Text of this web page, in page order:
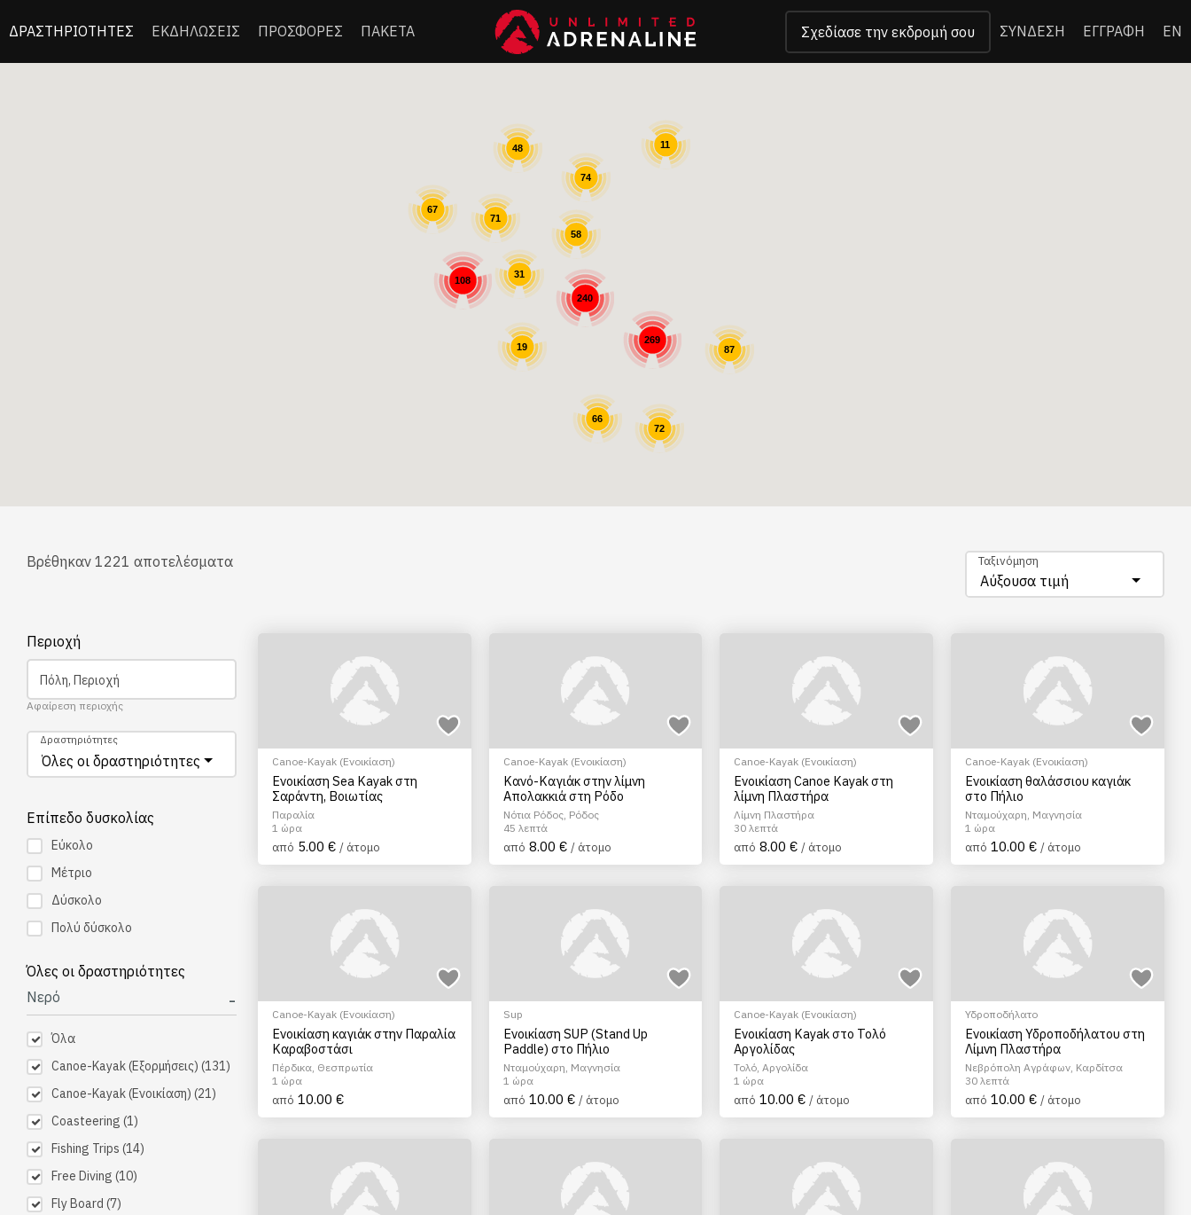
ΔΡΑΣΤΗΡΙΟΤΗΤΕΣ ΕΚΔΗΛΩΣΕΙΣ ΠΡΟΣΦΟΡΕΣ ΠΑΚΕΤΑ Σχεδίασε την εκδρομή σου ΣΥΝΔΕΣΗ ΕΓΓΡΑΦΗ EN
240
48
58
87
71
19
108
31
269
11
74
66
67
72
Βρέθηκαν 1221 αποτελέσματα
Αύξουσα τιμή
Ταξινόμηση
Περιοχή
Πόλη, Περιοχή
Αφαίρεση περιοχής
Όλες οι δραστηριότητες
Δραστηριότητες
Επίπεδο δυσκολίας
Εύκολο
Μέτριο
Δύσκολο
Πολύ δύσκολο
Όλες οι δραστηριότητες
Νερό
Όλα
Canoe-Kayak (Εξορμήσεις) (131)
Canoe-Kayak (Ενοικίαση) (21)
Coasteering (1)
Fishing Trips (14)
Free Diving (10)
Fly Board (7)
Canoe-Kayak (Ενοικίαση)
Ενοικίαση Sea Kayak στη
Σαράντη, Βοιωτίας
Παραλία
1 ώρα
από 5.00 € / άτομο
Canoe-Kayak (Ενοικίαση)
Κανό-Καγιάκ στην λίμνη
Απολακκιά στη Ρόδο
Νότια Ρόδος, Ρόδος
45 λεπτά
από 8.00 € / άτομο
Canoe-Kayak (Ενοικίαση)
Ενοικίαση Canoe Kayak στη
λίμνη Πλαστήρα
Λίμνη Πλαστήρα
30 λεπτά
από 8.00 € / άτομο
Canoe-Kayak (Ενοικίαση)
Ενοικίαση θαλάσσιου καγιάκ
στο Πήλιο
Νταμούχαρη, Μαγνησία
1 ώρα
από 10.00 € / άτομο
Canoe-Kayak (Ενοικίαση)
Ενοικίαση καγιάκ στην Παραλία
Καραβοστάσι
Πέρδικα, Θεσπρωτία
1 ώρα
από 10.00 €
Sup
Ενοικίαση SUP (Stand Up
Paddle) στο Πήλιο
Νταμούχαρη, Μαγνησία
1 ώρα
από 10.00 € / άτομο
Canoe-Kayak (Ενοικίαση)
Ενοικίαση Kayak στο Τολό
Αργολίδας
Τολό, Αργολίδα
1 ώρα
από 10.00 € / άτομο
Υδροποδήλατο
Ενοικίαση Υδροποδήλατου στη
Λίμνη Πλαστήρα
Νεβρόπολη Αγράφων, Καρδίτσα
30 λεπτά
από 10.00 € / άτομο